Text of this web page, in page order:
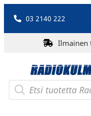
03 2140 222
Ilmainen